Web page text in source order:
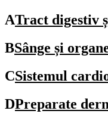
ATract digestiv
BSânge și
CSistemul
DPreparate